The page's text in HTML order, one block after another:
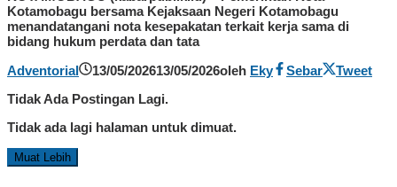
Kotamobagu bersama Kejaksaan Negeri Kotamobagu
menandatangani nota kesepakatan terkait kerja sama di
bidang hukum perdata dan tata
Adventorial
13/05/202613/05/2026oleh Eky Sebar
Tweet
Tidak Ada Postingan Lagi.
Tidak ada lagi halaman untuk dimuat.
Muat Lebih